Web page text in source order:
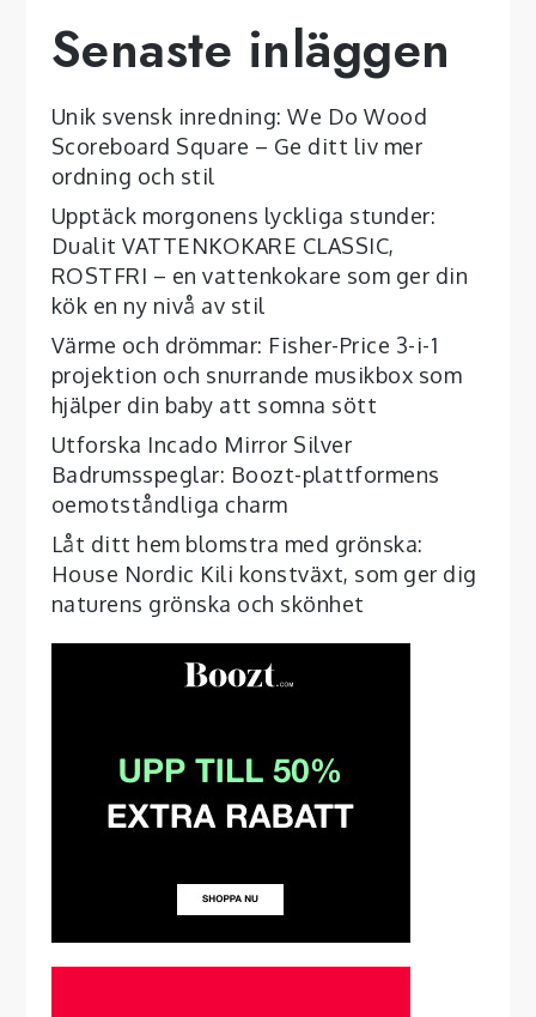
Senaste inläggen
Unik svensk inredning: We Do Wood
Scoreboard Square – Ge ditt liv mer
ordning och stil
Upptäck morgonens lyckliga stunder:
Dualit VATTENKOKARE CLASSIC,
ROSTFRI – en vattenkokare som ger din
kök en ny nivå av stil
Värme och drömmar: Fisher-Price 3-i-1
projektion och snurrande musikbox som
hjälper din baby att somna sött
Utforska Incado Mirror Silver
Badrumsspeglar: Boozt-plattformens
oemotståndliga charm
Låt ditt hem blomstra med grönska:
House Nordic Kili konstväxt, som ger dig
naturens grönska och skönhet